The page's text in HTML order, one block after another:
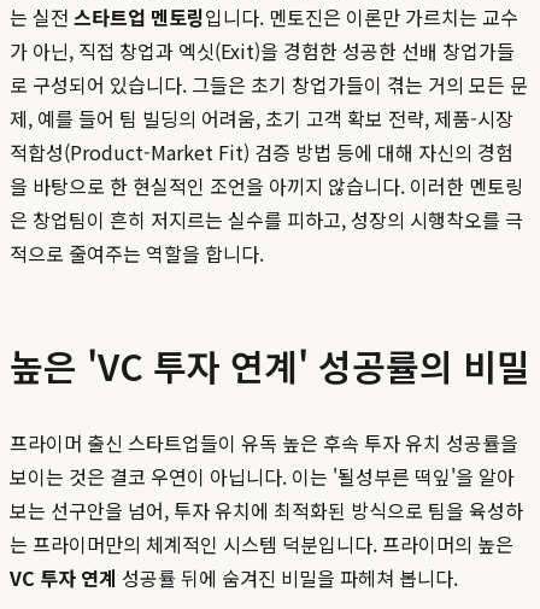
는 실전 스타트업 멘토링입니다. 멘토진은 이론만 가르치는 교수
가 아닌, 직접 창업과 엑싯(Exit)을 경험한 성공한 선배 창업가들
로 구성되어 있습니다. 그들은 초기 창업가들이 겪는 거의 모든 문
제, 예를 들어 팀 빌딩의 어려움, 초기 고객 확보 전략, 제품-시장
적합성(Product-Market Fit) 검증 방법 등에 대해 자신의 경험
을 바탕으로 한 현실적인 조언을 아끼지 않습니다. 이러한 멘토링
은 창업팀이 흔히 저지르는 실수를 피하고, 성장의 시행착오를 극
적으로 줄여주는 역할을 합니다.
높은 'VC 투자 연계' 성공률의 비밀
프라이머 출신 스타트업들이 유독 높은 후속 투자 유치 성공률을
보이는 것은 결코 우연이 아닙니다. 이는 '될성부른 떡잎'을 알아
보는 선구안을 넘어, 투자 유치에 최적화된 방식으로 팀을 육성하
는 프라이머만의 체계적인 시스템 덕분입니다. 프라이머의 높은
VC 투자 연계 성공률 뒤에 숨겨진 비밀을 파헤쳐 봅니다.